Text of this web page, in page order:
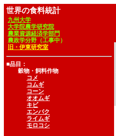
世界の食料統計
九州大学
大学院農学研究院
農業資源経済学部門
農政学分野（工事中）
旧・伊東研究室
■品目：
穀物・飼料作物
コメ
コムギ
コーン
オオムギ
キビ
エンバク
ライムギ
モロコシ